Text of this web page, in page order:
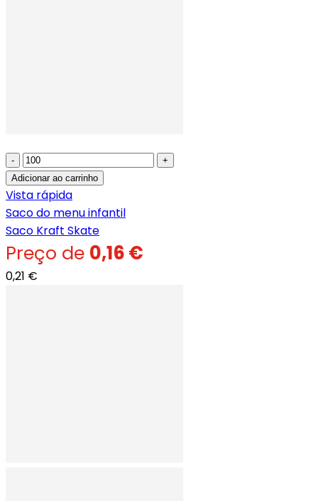
-
+
Adicionar ao carrinho
Vista rápida
Saco do menu infantil
Saco Kraft Skate
Preço de 0,16 €
0,21 €